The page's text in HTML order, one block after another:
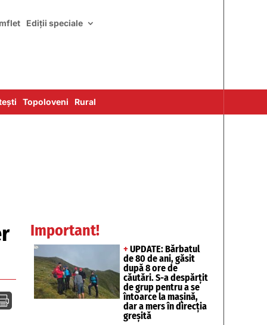
Ediții speciale
Topoloveni Rural
Important!
+ UPDATE: Bărbatul
de 80 de ani, găsit
după 8 ore de
căutări. S-a despărțit
de grup pentru a se
întoarce la mașină,
dar a mers în direcția
greșită